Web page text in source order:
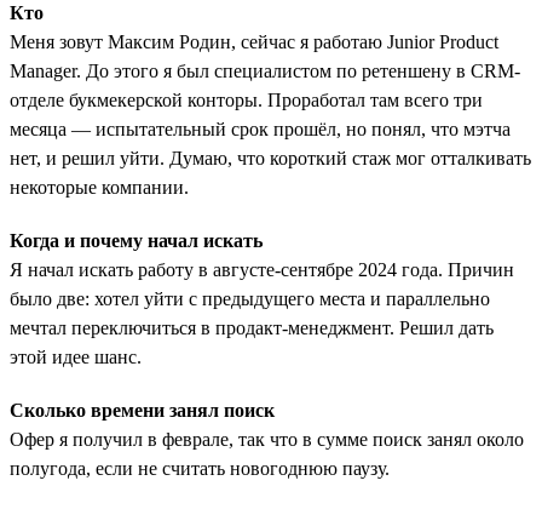
Кто
Меня зовут Максим Родин, сейчас я работаю Junior Product
Manager. До этого я был специалистом по ретеншену в CRM-
отделе букмекерской конторы. Проработал там всего три
месяца — испытательный срок прошёл, но понял, что мэтча
нет, и решил уйти. Думаю, что короткий стаж мог отталкивать
некоторые компании.
Когда и почему начал искать
Я начал искать работу в августе-сентябре 2024 года. Причин
было две: хотел уйти с предыдущего места и параллельно
мечтал переключиться в продакт-менеджмент. Решил дать
этой идее шанс.
Сколько времени занял поиск
Офер я получил в феврале, так что в сумме поиск занял около
полугода, если не считать новогоднюю паузу.